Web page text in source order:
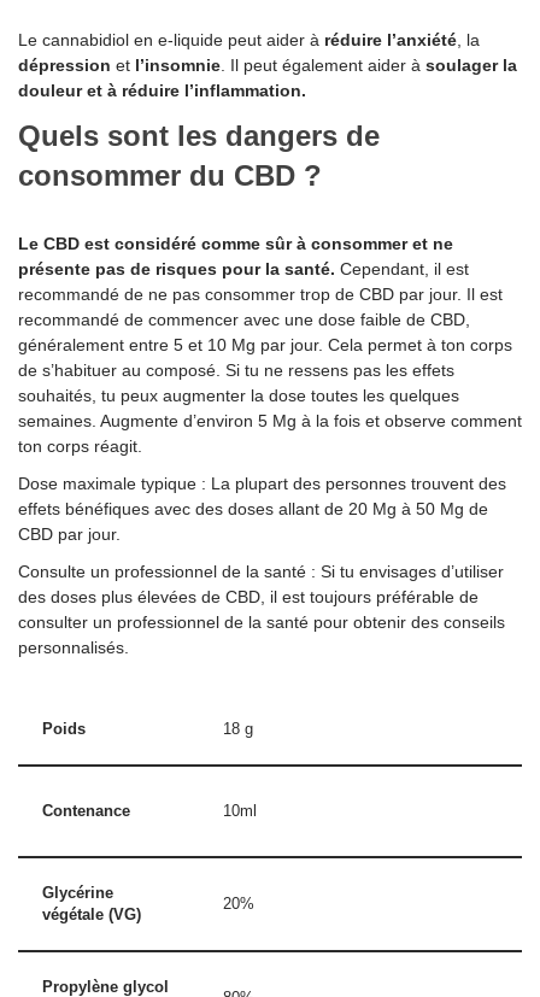
Le cannabidiol en e-liquide peut aider à réduire l’anxiété , la
dépression et l’insomnie . Il peut également aider à soulager la
douleur et à réduire l’inflammation.
Quels sont les dangers de
consommer du CBD ?
Le CBD est considéré comme sûr à consommer et ne
présente pas de risques pour la santé. Cependant, il est
recommandé de ne pas consommer trop de CBD par jour. Il est
recommandé de commencer avec une dose faible de CBD,
généralement entre 5 et 10 Mg par jour. Cela permet à ton corps
de s’habituer au composé. Si tu ne ressens pas les effets
souhaités, tu peux augmenter la dose toutes les quelques
semaines. Augmente d’environ 5 Mg à la fois et observe comment
ton corps réagit.
Dose maximale typique : La plupart des personnes trouvent des
effets bénéfiques avec des doses allant de 20 Mg à 50 Mg de
CBD par jour.
Consulte un professionnel de la santé : Si tu envisages d’utiliser
des doses plus élevées de CBD, il est toujours préférable de
consulter un professionnel de la santé pour obtenir des conseils
personnalisés.
Poids 18 g
Contenance 10ml
Glycérine
végétale (VG)
20%
Propylène glycol